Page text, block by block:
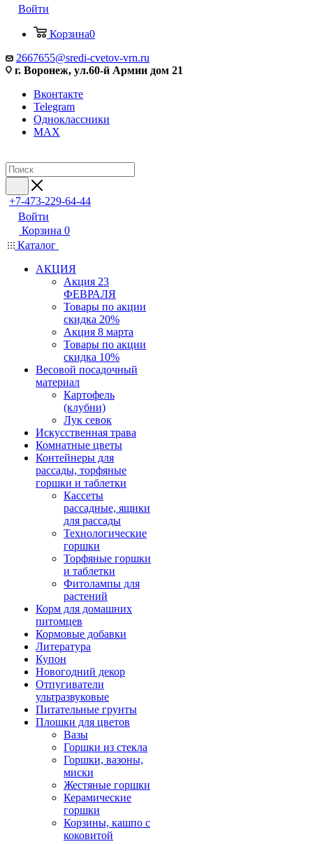
Войти
Корзина0
2667655@sredi-cvetov-vrn.ru
г. Воронеж, ул.60-й Армии дом 21
Вконтакте
Telegram
Одноклассники
MAX
+7-473-229-64-44
Войти
Корзина 0
Каталог
АКЦИЯ
Акция 23
ФЕВРАЛЯ
Товары по акции
скидка 20%
Акция 8 марта
Товары по акции
скидка 10%
Весовой посадочный
материал
Картофель
(клубни)
Лук севок
Искусственная трава
Комнатные цветы
Контейнеры для
рассады, торфяные
горшки и таблетки
Кассеты
рассадные, ящики
для рассады
Технологические
горшки
Торфяные горшки
и таблетки
Фитолампы для
растений
Корм для домашних
питомцев
Кормовые добавки
Литература
Купон
Новогодний декор
Отпугиватели
ультразвуковые
Питательные грунты
Плошки для цветов
Вазы
Горшки из стекла
Горшки, вазоны,
миски
Жестяные горшки
Керамические
горшки
Корзины, кашпо с
коковитой